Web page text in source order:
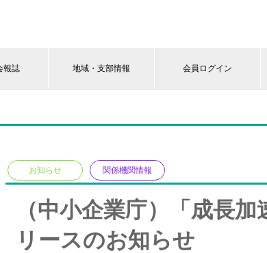
報誌 地域・支部情報 会員ログイン
お知らせ 関係機関情報
（中小企業庁）「成長
リースのお知らせ